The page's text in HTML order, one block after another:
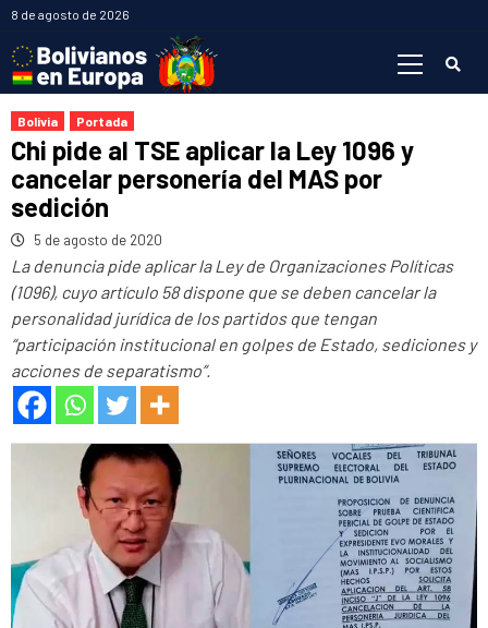
Saltar
contenido
8 de agosto de 2026
Bolivia Portada
Chi pide al TSE aplicar la Ley 1096 y
cancelar personería del MAS por
sedición
5 de agosto de 2020
La denuncia pide aplicar la Ley de Organizaciones Políticas
(1096), cuyo artículo 58 dispone que se deben cancelar la
personalidad jurídica de los partidos que tengan
“participación institucional en golpes de Estado, sediciones y
acciones de separatismo”.